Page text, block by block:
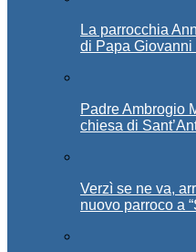
La parrocchia
di Papa Giovanni
Padre Ambrogio
chiesa di
Verzì se ne va,
nuovo parroco a